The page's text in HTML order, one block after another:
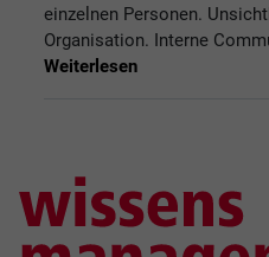
einzelnen Personen.
Organisation. Interne
Weiterlesen